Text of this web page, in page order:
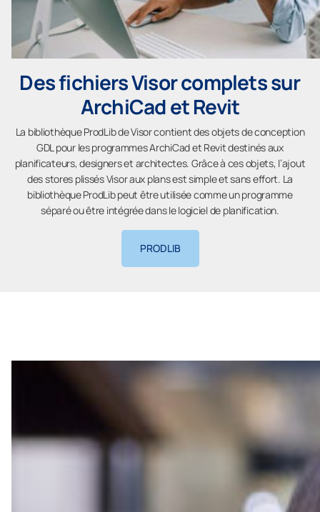
Des fichiers Visor complets sur
ArchiCad et Revit
La bibliothèque ProdLib de Visor contient des objets de conception
GDL pour les programmes ArchiCad et Revit destinés aux
planificateurs, designers et architectes. Grâce à ces objets, l’ajout
des stores plissés Visor aux plans est simple et sans effort. La
bibliothèque ProdLib peut être utilisée comme un programme
séparé ou être intégrée dans le logiciel de planification.
PRODLIB